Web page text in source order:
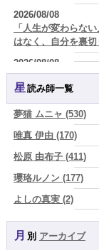
2026/08/08
「人生が変わらな
はなく、自分を裏
2026/08/08
生きづらさと恋愛
真寿の開運Cooking
(プラタ 真寿)
『頑張って好かれる
ジ。 (プラタ 真寿)
2026/08/07
2026年8月8日 甲
ぐり)
2026/08/07
星読み師一覧
夢猫 ムニャ (530)
唯真 伊由 (170)
松原 由布子 (411)
瓔珞ルノン (177)
よしの真実 (2)
YOSHIKI (58)
よみ (39)
月別 アーカイブ